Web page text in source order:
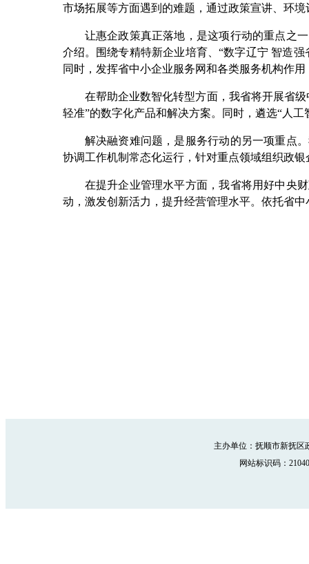
市场拓展等方面遇到的难题，通过政策宣讲、环
让惠企政策真正落地，是这项行动的重点之一
介绍。围绕专精特新企业培育、“数字辽宁 智造
同时，发挥省中小企业服务网和各类服务机构作
在帮助企业数智化转型方面，我省将开展省级
轻准”的数字化产品和解决方案。同时，遴选“人
解决融资难问题，是服务行动的另一项重点。
协调工作机制常态化运行，针对重点领域组织政
在提升企业管理水平方面，我省将用好中央财
动，激发创新活力，提升经营管理水平。依托省
主办单位：抚顺市新抚
网站标识码：